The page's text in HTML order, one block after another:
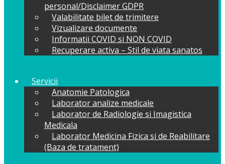
personal/Disclaimer GDPR
Valabilitate bilet de trimitere
Vizualizare documente
Informatii COVID si NON COVID
Recuperare activa – Stil de viata sanatos
Servicii
Anatomie Patologica
Laborator analize medicale
Laborator de Radiologie si Imagistica
Medicala
Laborator Medicina Fizica si de Reabilitare
(Baza de tratament)